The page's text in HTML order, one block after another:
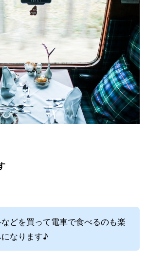
どを買って電車で食べるのも楽
になります♪